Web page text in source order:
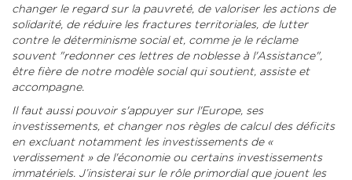
changer le regard sur la pauvreté, de valoriser les actions de
solidarité, de réduire les fractures territoriales, de lutter
contre le déterminisme social et, comme je le réclame
souvent "redonner ces lettres de noblesse à l'Assistance",
être fière de notre modèle social qui soutient, assiste et
accompagne.
Il faut aussi pouvoir s'appuyer sur l'Europe, ses
investissements, et changer nos règles de calcul des déficits
en excluant notamment les investissements de «
verdissement » de l'économie ou certains investissements
immatériels. J’insisterai sur le rôle primordial que jouent les